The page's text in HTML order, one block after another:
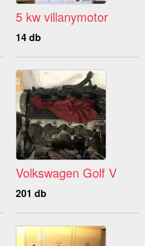
5 kw villanymotor
14 db
Volkswagen Golf V
201 db